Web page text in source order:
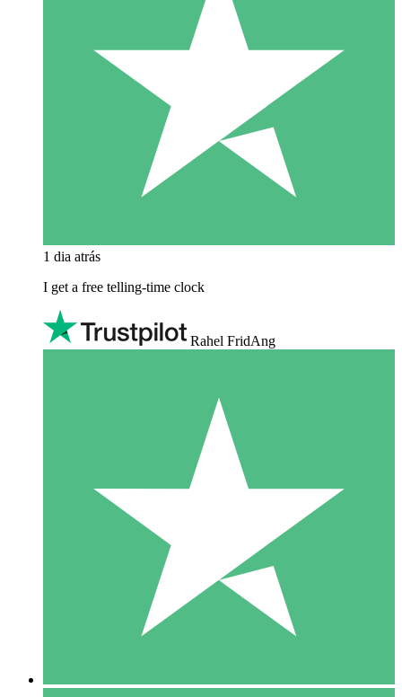
1 dia atrás
I get a free telling-time clock
Rahel FridAng